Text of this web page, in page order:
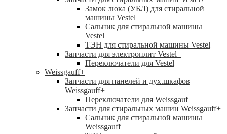
Замок люка (УБЛ) для стиральной
машины Vestel
Сальник для стиральной машины
Vestel
ТЭН для стиральной машины Vestel
Запчасти для электроплит Vestel+
Переключатели для Vestel
Weissgauff+
Запчасти для панелей и дух.шкафов
Weissgauff+
Переключатели для Weissgauf
Запчасти для стиральных машин Weissgauff+
Сальник для стиральной машины
Weissgauff